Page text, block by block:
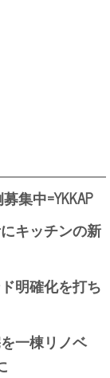
集中=YKKAP
キッチンの新
明確化を打ち
一棟リノベ